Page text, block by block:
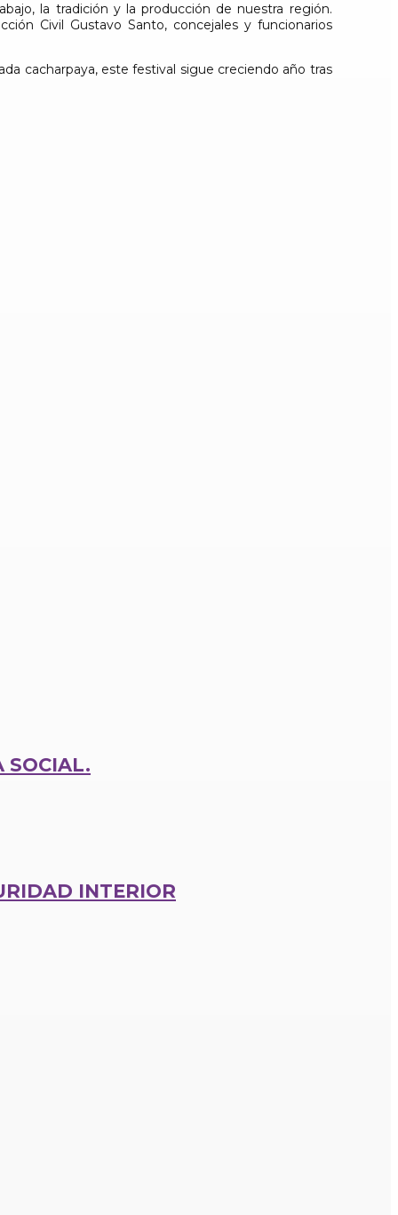
la tradición y la producción de nuestra región.
Civil Gustavo Santo, concejales y funcionarios
cacharpaya, este festival sigue creciendo año tras
SOCIAL.
INTERIOR